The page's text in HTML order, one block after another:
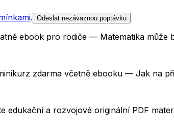
. Odeslat nezávaznou poptávku
ebook pro rodiče — Matematika může
zdarma včetně ebooku — Jak na
edukační a rozvojové originální PDF